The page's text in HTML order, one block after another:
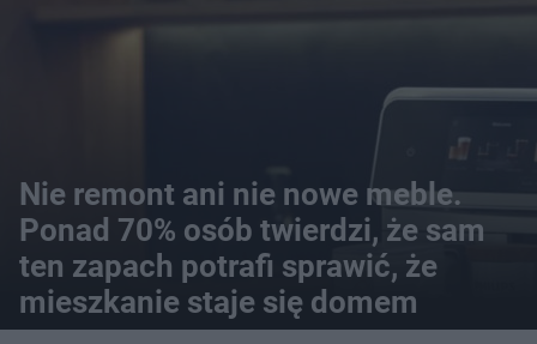
Nie remont ani nie nowe meble.
Ponad 70% osób twierdzi, że sam
ten zapach potrafi sprawić, że
mieszkanie staje się domem